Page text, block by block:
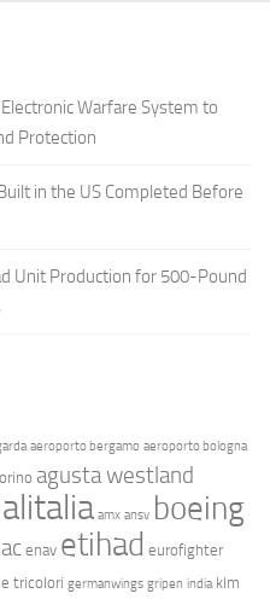
Warfare System to
Protection
in the US Completed Before
Unit Production for 500-Pound
aeroporto bergamo aeroporto bologna
agusta westland
alitalia amx ansv boeing
enav etihad eurofighter
tricolori germanwings gripen india klm